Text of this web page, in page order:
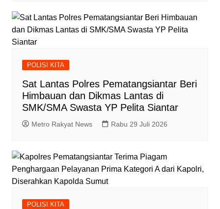
POLISI KITA
Sat Lantas Polres Pematangsiantar Beri
Himbauan dan Dikmas Lantas di
SMK/SMA Swasta YP Pelita Siantar
Metro Rakyat News Rabu 29 Juli 2026
POLISI KITA